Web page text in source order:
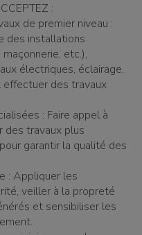
:
de premier niveau :
des installations
etc.),
électriques, éclairage,
effectuer des travaux
: Faire appel à
des travaux plus
garantir la qualité des
: Appliquer les
veiller à la propreté
et sensibiliser les